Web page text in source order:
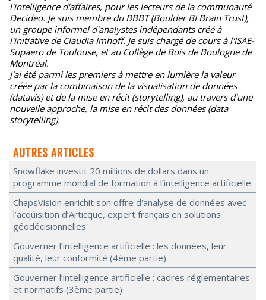
l'intelligence d'affaires, pour les lecteurs de la communauté
Decideo. Je suis membre du BBBT (Boulder BI Brain Trust),
un groupe informel d'analystes indépendants créé à
l'initiative de Claudia Imhoff. Je suis chargé de cours à l'ISAE-
Supaero de Toulouse, et au Collège de Bois de Boulogne de
Montréal.
J'ai été parmi les premiers à mettre en lumière la valeur
créée par la combinaison de la visualisation de données
(datavis) et de la mise en récit (storytelling), au travers d'une
nouvelle approche, la mise en récit des données (data
storytelling).
AUTRES ARTICLES
Snowflake investit 20 millions de dollars dans un
programme mondial de formation à l’intelligence artificielle
ChapsVision enrichit son offre d'analyse de données avec
l’acquisition d’Articque, expert français en solutions
géodécisionnelles
Gouverner l’intelligence artificielle : les données, leur
qualité, leur conformité (4ème partie)
Gouverner l’intelligence artificielle : cadres réglementaires
et normatifs (3ème partie)